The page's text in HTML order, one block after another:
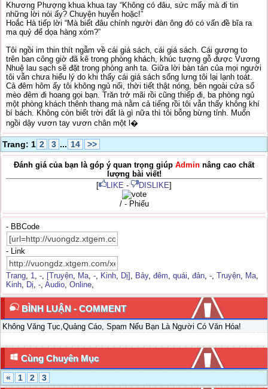
Khương Phượng khua khua tay “Không có đâu, sức mấy mà đi tin
những lời nói ấy? Chuyện huyễn hoặc!”
Hoắc Hà tiếp lời “Mà biết đâu chính người đàn ông đó có vấn đề bĩa ra
ma quỷ để dọa hàng xóm?”
Tôi ngồi im thin thít ngẫm về cái giá sách, cái giá sách. Cái gương to
trên ban công giờ đã kê trong phòng khách, khúc tượng gỗ được Vương
Nhuệ lau sạch sẽ đặt trong phòng anh ta. Giữa lời bàn tán của mọi người
tôi vẫn chưa hiểu lý do khi thấy cái giá sách sống lưng tôi lại lạnh toát.
Cả đêm hôm ấy tôi không ngủ nổi, thời tiết thật nóng, bên ngoài cửa sổ
mèo đêm đi hoang gọi bạn. Trăn trở mãi rồi cũng thiếp đi, ba phòng ngủ
một phòng khách thênh thang mà nằm cả tiếng rồi tôi vẫn thấy không khí
bí bách. Không còn biết trời đất là gì nữa thì tôi bỗng bừng tỉnh. Muốn
ngồi dậy vươn tay vươn chân một l�
Trang: 1 2 3 ... 14 >>
Đánh giá của bạn là góp ý quan trọng giúp Admin nâng cao chất
lượng bài viết!
[
LIKE - DISLIKE]
/ - Phiếu
- BBCode
- Link
Trang, 1, -, [Truyện, Ma, -, Kinh, Dị] , Bảy, đêm, quái, đản, -, Truyện, Ma,
Kinh, Dị, -, Audio, Online,
BÌNH LUẬN - COMMENT
Không Văng Tục,Quảng Cáo, Spam Nếu Bạn Là Người Có Văn Hóa!
Cùng Chuyên Mục
« 1 2 3